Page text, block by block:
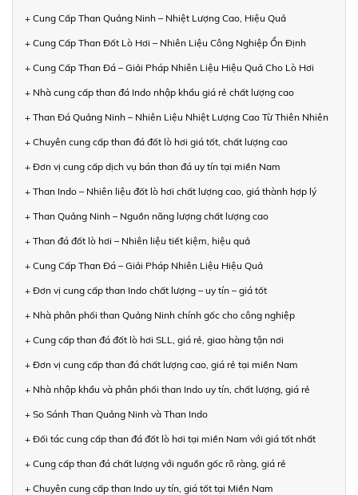
+ Cung Cấp Than Quảng Ninh – Nhiệt Lượng Cao, Hiệu Quả
+ Cung Cấp Than Đốt Lò Hơi – Nhiên Liệu Công Nghiệp Ổn Định
+ Cung Cấp Than Đá – Giải Pháp Nhiên Liệu Hiệu Quả Cho Lò Hơi
+ Nhà cung cấp than đá Indo nhập khẩu giá rẻ chất lượng cao
+ Than Đá Quảng Ninh – Nhiên Liệu Nhiệt Lượng Cao Từ Thiên Nhiên
+ Chuyên cung cấp than đá đốt lò hơi giá tốt, chất lượng cao
+ Đơn vị cung cấp dịch vụ bán than đá uy tín tại miền Nam
+ Than Indo – Nhiên liệu đốt lò hơi chất lượng cao, giá thành hợp lý
+ Than Quảng Ninh – Nguồn năng lượng chất lượng cao
+ Than đá đốt lò hơi – Nhiên liệu tiết kiệm, hiệu quả
+ Cung Cấp Than Đá – Giải Pháp Nhiên Liệu Hiệu Quả
+ Đơn vị cung cấp than Indo chất lượng – uy tín – giá tốt
+ Nhà phân phối than Quảng Ninh chính gốc cho công nghiệp
+ Cung cấp than đá đốt lò hơi SLL, giá rẻ, giao hàng tận nơi
+ Đơn vị cung cấp than đá chất lượng cao, giá rẻ tại miền Nam
+ Nhà nhập khẩu và phân phối than Indo uy tín, chất lượng, giá rẻ
+ So Sánh Than Quảng Ninh và Than Indo
+ Đối tác cung cấp than đá đốt lò hơi tại miền Nam với giá tốt nhất
+ Cung cấp than đá chất lượng với nguồn gốc rõ ràng, giá rẻ
+ Chuyên cung cấp than Indo uy tín, giá tốt tại Miền Nam